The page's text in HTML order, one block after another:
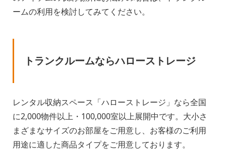
ームの利用を検討してみてください。
トランクルームならハローストレージ
レンタル収納スペース「ハローストレージ」なら全国
に2,000物件以上・100,000室以上展開中です。大小さ
まざまなサイズのお部屋をご用意し、お客様のご利用
用途に適した商品タイプをご用意しております。